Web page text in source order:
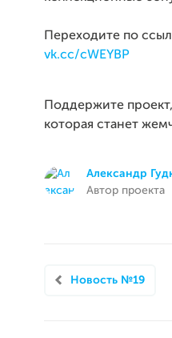
Переходите по
vk.cc/cWEYBP
Поддержите
которая станет
Александр
Автор проекта
Новость №19